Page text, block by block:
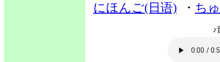
にほんご(日语) ・ ち
♪